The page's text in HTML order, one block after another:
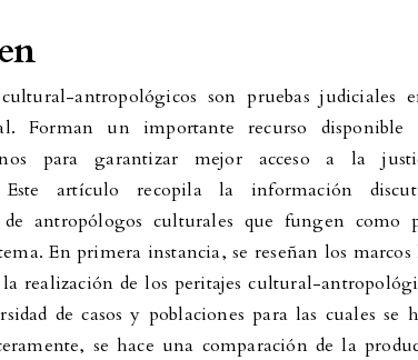
antropológicos son pruebas
Forman un importante recurso disponible
para garantizar mejor acceso a la
Este artículo recopila la información
antropólogos culturales que fungen como
En primera instancia, se reseñan los marcos
realización de los peritajes cultural-
de casos y poblaciones para las cuales se
se hace una comparación de la